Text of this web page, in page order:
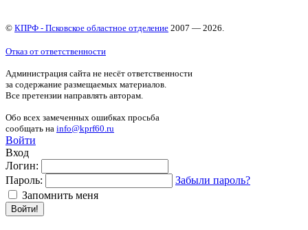
© КПРФ - Псковское областное отделение 2007 — 2026.
Отказ от ответственности
Администрация сайта не несёт ответственности
за содержание размещаемых материалов.
Все претензии направлять авторам.
Обо всех замеченных ошибках просьба
сообщать на info@kprf60.ru
Войти
Вход
Логин:
Пароль:
Забыли пароль?
Запомнить меня